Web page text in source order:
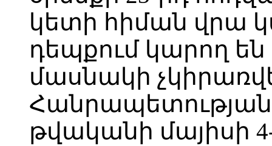
կետի հիման վրա
դեպքում կարող
մասնակի
Հանրապետության
թվականի մայիսի